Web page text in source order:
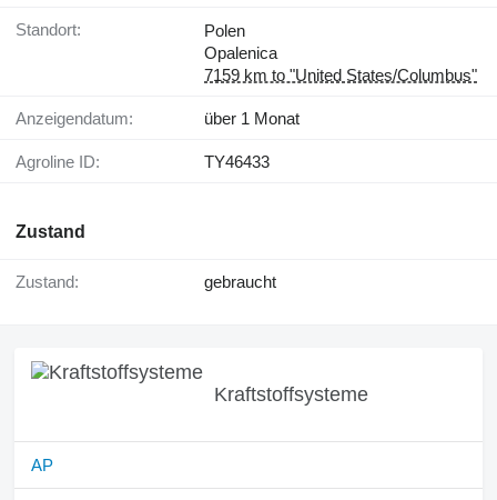
Standort:
Polen
Opalenica
7159 km to "United States/Columbus"
Anzeigendatum: über 1 Monat
Agroline ID: TY46433
Zustand
Zustand: gebraucht
Kraftstoffsysteme
AP